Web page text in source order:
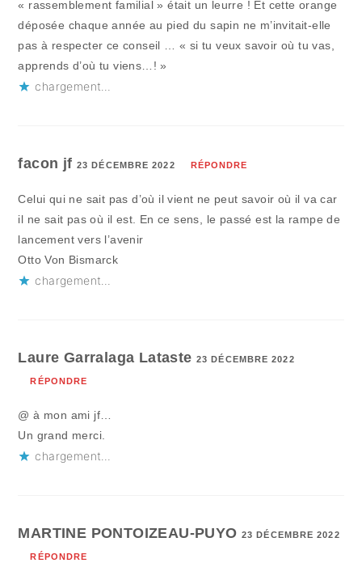
« rassemblement familial » était un leurre ! Et cette orange
déposée chaque année au pied du sapin ne m’invitait-elle
pas à respecter ce conseil … « si tu veux savoir où tu vas,
apprends d’où tu viens…! »
chargement…
facon jf23 DÉCEMBRE 2022 RÉPONDRE
Celui qui ne sait pas d’où il vient ne peut savoir où il va car
il ne sait pas où il est. En ce sens, le passé est la rampe de
lancement vers l’avenir
Otto Von Bismarck
chargement…
Laure Garralaga Lataste23 DÉCEMBRE 2022
RÉPONDRE
@ à mon ami jf…
Un grand merci.
chargement…
MARTINE PONTOIZEAU-PUYO23 DÉCEMBRE 2022
RÉPONDRE